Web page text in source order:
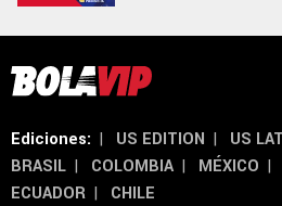
Ediciones: | US EDITION | US
BRASIL | COLOMBIA | MÉXICO |
ECUADOR | CHILE